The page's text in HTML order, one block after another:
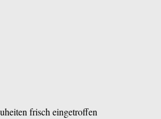
frisch eingetroffen